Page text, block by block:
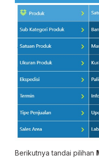
Berikutnya tandai pilihan